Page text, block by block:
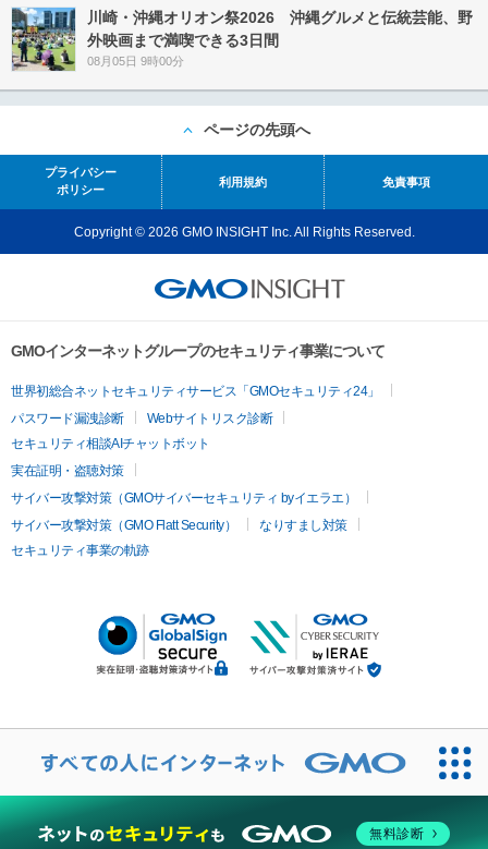
川崎・沖縄オリオン祭2026 沖縄グルメと伝統芸能、野
外映画まで満喫できる3日間
08月05日 9時00分
ページの先頭へ
プライバシー
ポリシー
利用規約 免責事項
Copyright © 2026 GMO INSIGHT Inc. All Rights Reserved.
GMOインターネットグループのセキュリティ事業について
世界初総合ネットセキュリティサービス「GMOセキュリティ24」
パスワード漏洩診断
Webサイトリスク診断
セキュリティ相談AIチャットボット
実在証明・盗聴対策
サイバー攻撃対策（GMOサイバーセキュリティ byイエラエ）
サイバー攻撃対策（GMO Flatt Security）
なりすまし対策
セキュリティ事業の軌跡
無料診断